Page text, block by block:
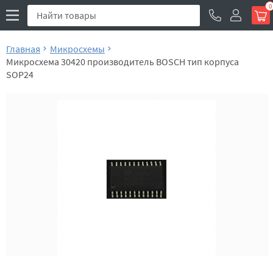
0
Главная
Микросхемы
Микросхема 30420 производитель BOSCH тип корпуса
SOP24